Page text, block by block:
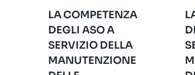
LA COMPETENZA
DEGLI ASO A
SERVIZIO DELLA
MANUTENZIONE